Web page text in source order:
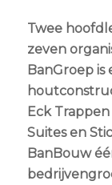
Twee
zeven
BanGroep is
Eck
Suites en
BanBouw